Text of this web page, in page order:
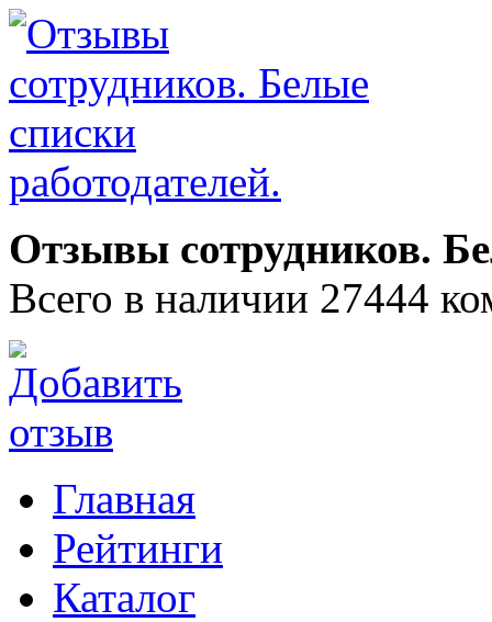
Отзывы сотрудников.
Всего в наличии 27444
Главная
Рейтинги
Каталог